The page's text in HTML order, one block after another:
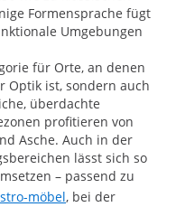
Formensprache fügt
Umgebungen
für Orte, an denen
Optik ist, sondern auch
überdachte
profitieren von
Asche. Auch in der
lässt sich so
– passend zu
möbel, bei der